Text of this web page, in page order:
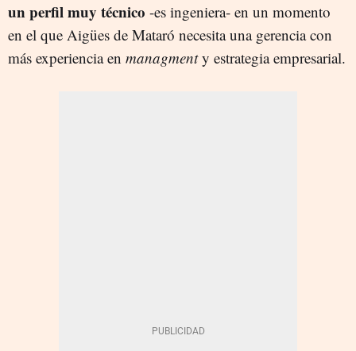
un perfil muy técnico -es ingeniera- en un momento
en el que Aigües de Mataró necesita una gerencia con
más experiencia en managmenty estrategia empresarial.